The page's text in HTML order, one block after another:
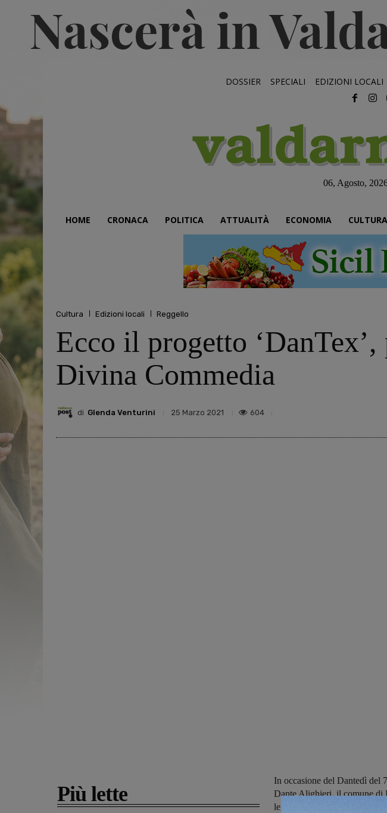
DOSSIER SPECIALI EDIZIONI LOCALI
06, Agosto,
HOME CRONACA POLITICA ATTUALITÀ ECONOMIA CULTURA
Cultura Edizioni locali Reggello
Ecco il progetto
Divina Commedia
di Glenda Venturini 25 Marzo 2021 604
Più lette
In occasione del Dantedì del
Dante Alighieri, il comune di
legato al teatro, e ha deciso